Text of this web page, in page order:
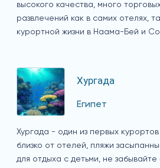
высокого качества, много
развлечений как в самих отелях,
курортной жизни в Наама-Бей и
Хургада
Египет
Хургада - один из первых
близко от отелей, пляжи
для отдыха с детьми, не